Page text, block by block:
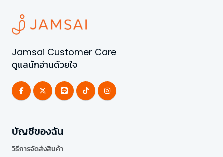
Jamsai Customer Care
ดูแลนักอ่านด้วยใจ
บัญชีของฉัน
วิธีการจัดส่งสินค้า